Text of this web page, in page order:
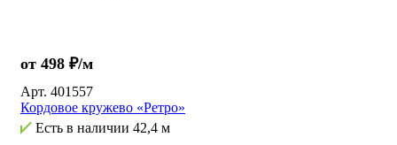
от 498 ₽/м
Арт. 401557
Кордовое кружево «Ретро»
Есть в наличии 42,4 м